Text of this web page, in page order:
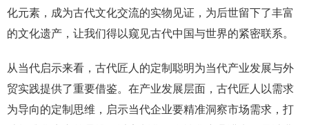
化元素，成为古代文化交流的实物见证，为后世留下了丰富
的文化遗产，让我们得以窥见古代中国与世界的紧密联系。
从当代启示来看，古代匠人的定制聪明为当代产业发展与外
贸实践提供了重要借鉴。在产业发展层面，古代匠人以需求
为导向的定制思维，启示当代企业要精准洞察市场需求，打